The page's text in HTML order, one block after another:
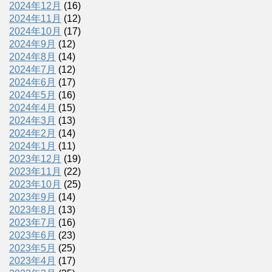
2024年12月 (16)
2024年11月 (12)
2024年10月 (17)
2024年9月 (12)
2024年8月 (14)
2024年7月 (12)
2024年6月 (17)
2024年5月 (16)
2024年4月 (15)
2024年3月 (13)
2024年2月 (14)
2024年1月 (11)
2023年12月 (19)
2023年11月 (22)
2023年10月 (25)
2023年9月 (14)
2023年8月 (13)
2023年7月 (16)
2023年6月 (23)
2023年5月 (25)
2023年4月 (17)